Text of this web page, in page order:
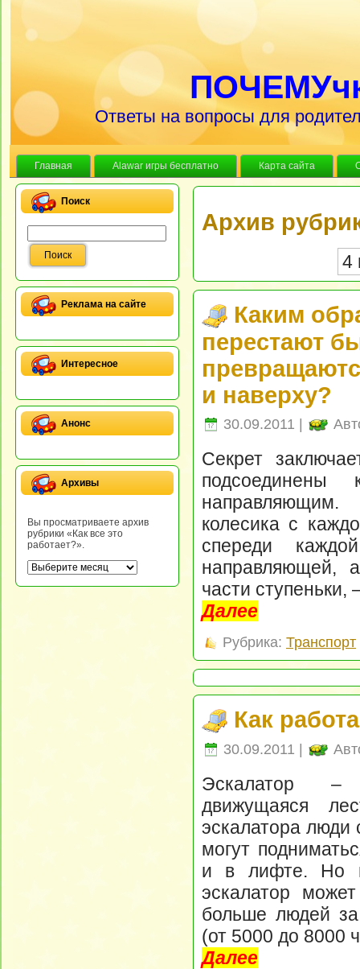
Ответы на вопросы для
Главная Alawar игры бесплатно Карта сайта
Поиск
Реклама на сайте
Интересное
Анонс
Архивы
Вы просматриваете архив
рубрики «Как все это
работает?».
Архив
4
Каким
перестают
и наверху?
30.09.2011 |
Секрет
подсоединены
колесика с
спереди
направляющей,
части
Далее
Рубрика: Транспорт
Как
30.09.2011 |
Эскалатор –
движущаяся
эскалатора люди
могут
и в лифте. Но
эскалатор
больше людей
(от 5000 до 8000
Далее